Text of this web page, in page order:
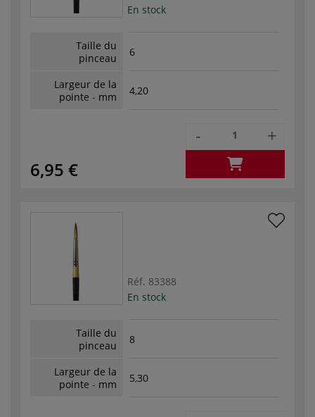
En stock
Taille du
pinceau
6
Largeur de la
pointe - mm
4,20
6,95 €
- +
Réf. 83388
En stock
Taille du
pinceau
8
Largeur de la
pointe - mm
5,30